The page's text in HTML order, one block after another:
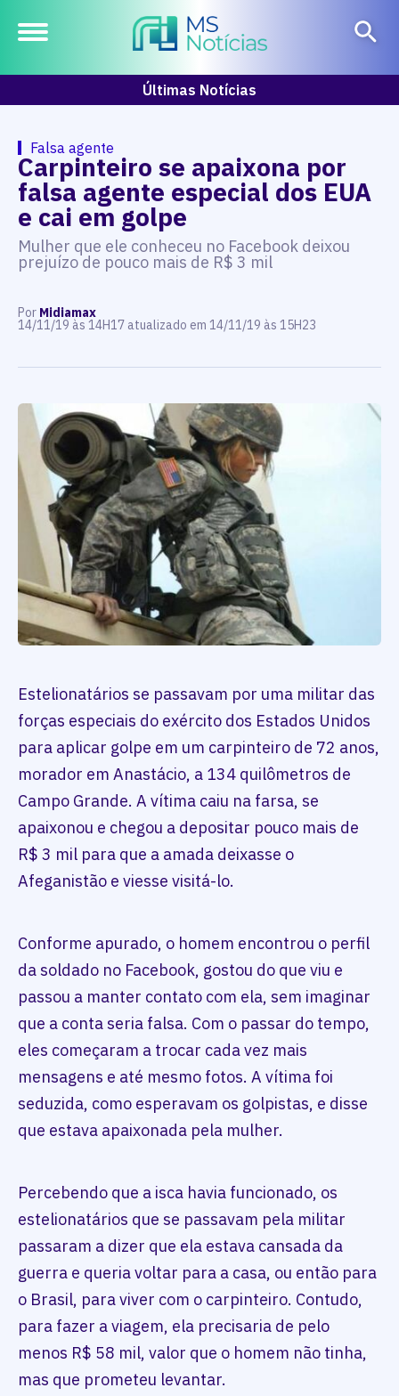
Últimas Notícias
Falsa agente
Carpinteiro se apaixona por
falsa agente especial dos EUA
e cai em golpe
Mulher que ele conheceu no Facebook deixou
prejuízo de pouco mais de R$ 3 mil
Por Midiamax
14/11/19 às 14H17 atualizado em 14/11/19 às 15H23
Estelionatários se passavam por uma militar das
forças especiais do exército dos Estados Unidos
para aplicar golpe em um carpinteiro de 72 anos,
morador em Anastácio, a 134 quilômetros de
Campo Grande. A vítima caiu na farsa, se
apaixonou e chegou a depositar pouco mais de
R$ 3 mil para que a amada deixasse o
Afeganistão e viesse visitá-lo.
Conforme apurado, o homem encontrou o perfil
da soldado no Facebook, gostou do que viu e
passou a manter contato com ela, sem imaginar
que a conta seria falsa. Com o passar do tempo,
eles começaram a trocar cada vez mais
mensagens e até mesmo fotos. A vítima foi
seduzida, como esperavam os golpistas, e disse
que estava apaixonada pela mulher.
Percebendo que a isca havia funcionado, os
estelionatários que se passavam pela militar
passaram a dizer que ela estava cansada da
guerra e queria voltar para a casa, ou então para
o Brasil, para viver com o carpinteiro. Contudo,
para fazer a viagem, ela precisaria de pelo
menos R$ 58 mil, valor que o homem não tinha,
mas que prometeu levantar.